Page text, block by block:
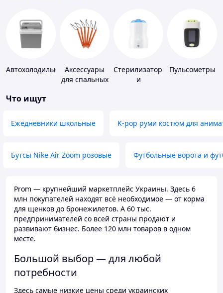
АвтохолодильникиАксессуары
для спальных
Стерилизаторы
и
Пульсометры
Что ищут
Ежедневники школьные K-pop руми костюм для
Бутсы Nike Air Zoom розовые Футбольные ворота и
Prom — крупнейший маркетплейс Украины. Здесь 6
млн покупателей находят всё необходимое — от корма
для щенков до бронежилетов. А 60 тыс.
предпринимателей со всей страны продают и
развивают бизнес. Более 120 млн товаров в одном
месте.
Большой выбор — для любой
потребности
Здесь самые низкие цены среди украинских